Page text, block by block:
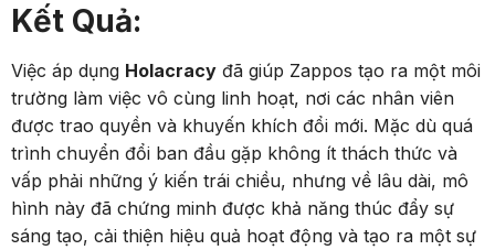
Kết Quả:
Việc áp dụng Holacracy đã giúp Zappos tạo ra một môi
trường làm việc vô cùng linh hoạt, nơi các nhân viên
được trao quyền và khuyến khích đổi mới. Mặc dù quá
trình chuyển đổi ban đầu gặp không ít thách thức và
vấp phải những ý kiến trái chiều, nhưng về lâu dài, mô
hình này đã chứng minh được khả năng thúc đẩy sự
sáng tạo, cải thiện hiệu quả hoạt động và tạo ra một sự